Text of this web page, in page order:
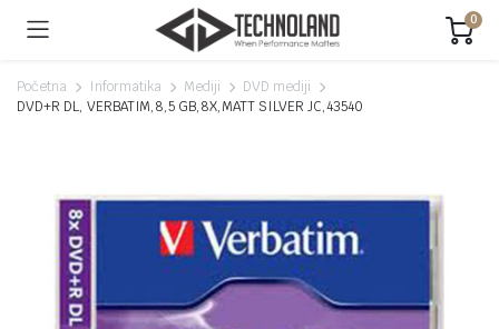
0
Početna Informatika Mediji
DVD mediji
DVD+R DL, VERBATIM,8,5 GB,8X,MATT SILVER JC,43540